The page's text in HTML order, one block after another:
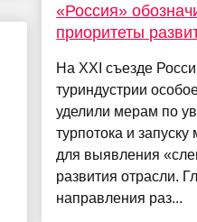
«Россия»
приоритеты
На XXI съезде
туриндустрии
уделили мерам по
турпотока и запуску
для выявления
развития отрасли.
направления раз...